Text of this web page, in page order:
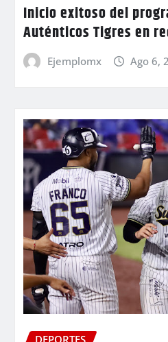
Inicio exitoso del
Auténticos Tigres en
Ejemplomx Ago 6,
DEPORTES